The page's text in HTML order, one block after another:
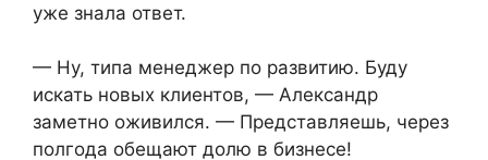
уже знала ответ.
— Ну, типа менеджер по развитию. Буду
искать новых клиентов, — Александр
заметно оживился. — Представляешь, через
полгода обещают долю в бизнесе!